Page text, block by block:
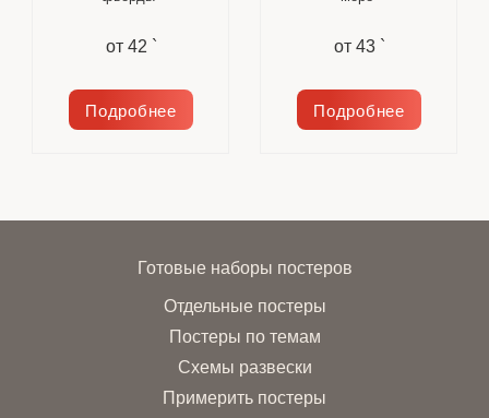
от 42 `
Подробнее
от 43 `
Подробнее
Готовые наборы постеров
Отдельные постеры
Постеры по темам
Схемы развески
Примерить постеры